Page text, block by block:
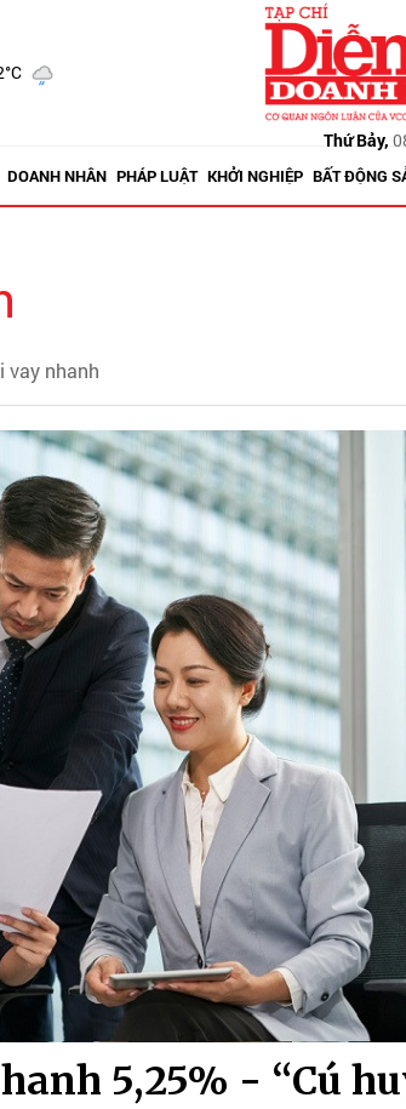
Thứ Bảy,
DOANH NHÂN PHÁP LUẬT KHỞI NGHIỆP BẤT ĐỘNG
vay nhanh
5,25% - “Cú